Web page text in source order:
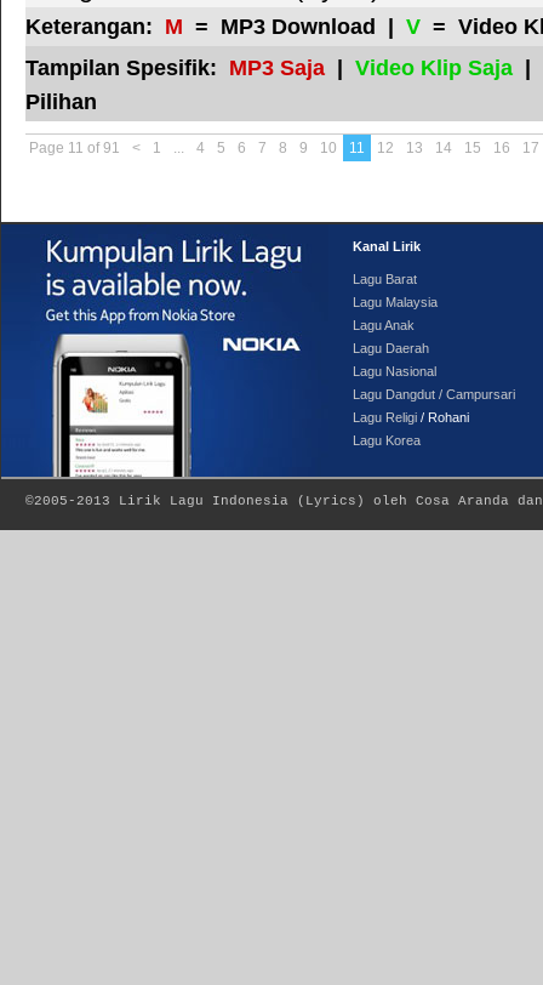
Keterangan: M = MP3 Download | V = Video
Tampilan Spesifik: MP3 Saja Video Klip Saja
Pilihan
Page 11 of 91 < 1 ... 4 5 6 7 8 9 10 11 12 13 14 15 16 17
Kanal Lirik
Lagu Barat
Lagu Malaysia
Lagu Anak
Lagu Daerah
Lagu Nasional
Lagu Dangdut / Campursari
Lagu Religi / Rohani
Lagu Korea
©2005-2013 Lirik Lagu Indonesia ( Lyrics ) oleh Cosa Aranda